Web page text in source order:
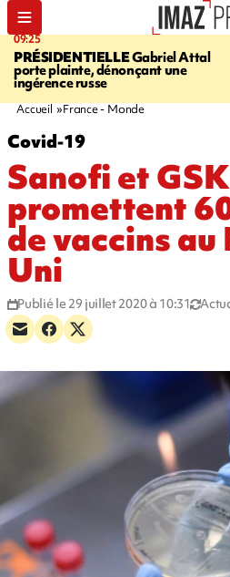
09:25
PRÉSIDENTIELLEGabriel Attal
porte plainte, dénonçant une
ingérence russe
Accueil France - Monde
Covid-19
Sanofi et GSK
promettent
de vaccins au
Uni
Publié le 29 juillet 2020 à 10:31